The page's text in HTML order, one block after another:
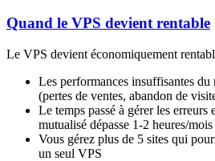
Quand le VPS devient rentable
Le VPS devient économiquement
Les performances insuffisantes
(pertes de ventes, abandon de
Le temps passé à gérer les erreurs
mutualisé dépasse 1-2 heures/mois
Vous gérez plus de 5 sites qui
un seul VPS